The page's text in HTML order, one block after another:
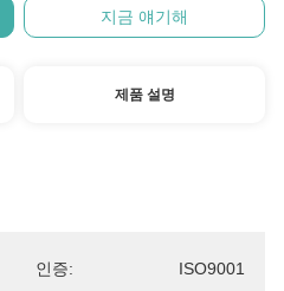
지금 얘기해
제품 설명
인증: ISO9001